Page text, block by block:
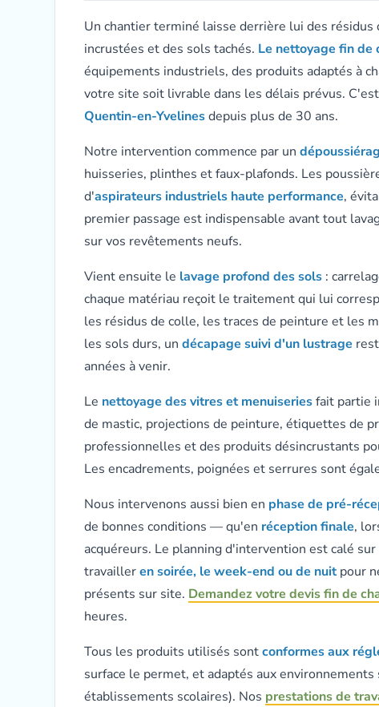
Un chantier terminé laisse derrière lui des
incrustées et des sols tachés. Le nettoyage fin de
équipements industriels, des produits adaptés à
votre site soit livrable dans les délais prévus.
Quentin-en-Yvelinesdepuis plus de 30 ans.
Notre intervention commence par un
huisseries, plinthes et faux-plafonds. Les
d'aspirateurs industriels haute performance,
premier passage est indispensable avant tout
sur vos revêtements neufs.
Vient ensuite le lavage profond des sols :
chaque matériau reçoit le traitement qui lui
les résidus de colle, les traces de peinture et les
les sols durs, un décapage suivi d'un lustrage
années à venir.
Le nettoyage des vitres et menuiseriesfait partie
de mastic, projections de peinture, étiquettes de
professionnelles et des produits désincrustants
Les encadrements, poignées et serrures sont
Nous intervenons aussi bien en phase de pré-
de bonnes conditions — qu'en réception finale,
acquéreurs. Le planning d'intervention est calé
travailleren soirée, le week-end ou de nuitpour
présents sur site. Demandez votre devis fin de
heures.
Tous les produits utilisés sontconformes aux
surface le permet, et adaptés aux environnements
établissements scolaires). Nos prestations de